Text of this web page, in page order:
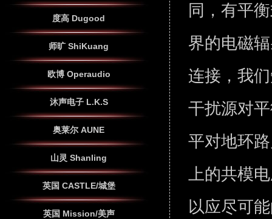
度高 Dugood
师旷 ShiKuang
欧博 Operaudio
沐声电子 L.K.S
奥莱尔 AUNE
山灵 Shanling
英国 CASTLE/城堡
英国 Mission/美声
同，有平
界的电磁
连接，我
干扰源对
平对地环
上的共模
以应尽可